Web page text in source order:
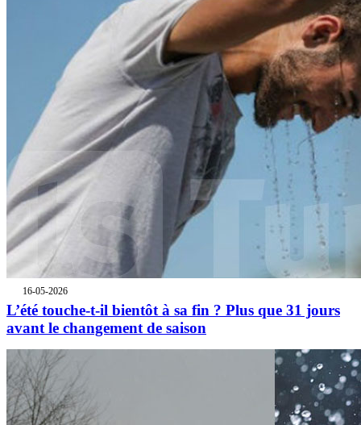
16-05-2026
L’été touche-t-il bientôt à sa fin ? Plus que 31 jours
avant le changement de saison